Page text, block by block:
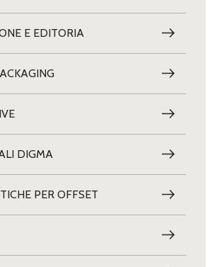
E EDITORIA
DIGMA
PER OFFSET